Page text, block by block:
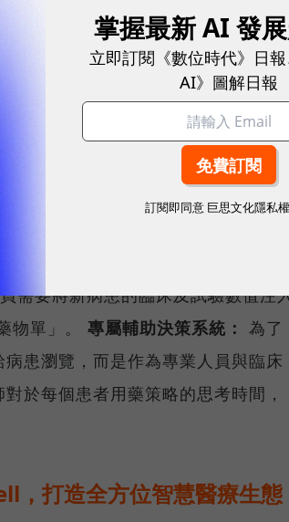
救命解方」
技發揮其強大的 AI 模型研發實力
去識別化真實臨床數據，與健細胞
AI 模型」，核心亮點包括：
的過往歷史數據中，精準找出嚴謹
需要將新病患的臨床及試驗數值注
物單」。 專屬輔助決策系統： 為了
患瀏覽，而是作為專業人員與臨床
於每個患者用藥策略的思考時間，
，打造全方位智慧醫療生態
掌握最新 AI 發
立即訂閱《數位時代》日
AI》圖解日報
訂閱即同意 巨思文化隱私